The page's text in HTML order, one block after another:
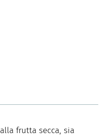
alla frutta secca, sia